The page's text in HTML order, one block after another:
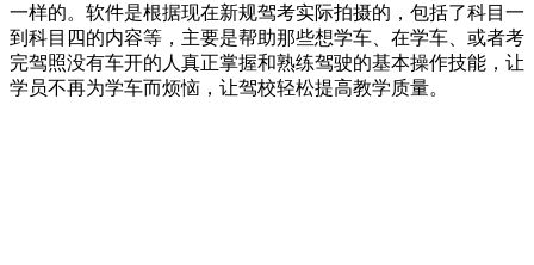
一样的。软件是根据现在新规驾考实际拍摄的，包括了科目一
到科目四的内容等，主要是帮助那些想学车、在学车、或者考
完驾照没有车开的人真正掌握和熟练驾驶的基本操作技能，让
学员不再为学车而烦恼，让驾校轻松提高教学质量。